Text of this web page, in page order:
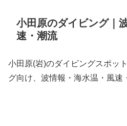
小田原のダイビング｜
速・潮流
小田原(岩)のダイビングスポッ
グ向け、波情報・海水温・風速